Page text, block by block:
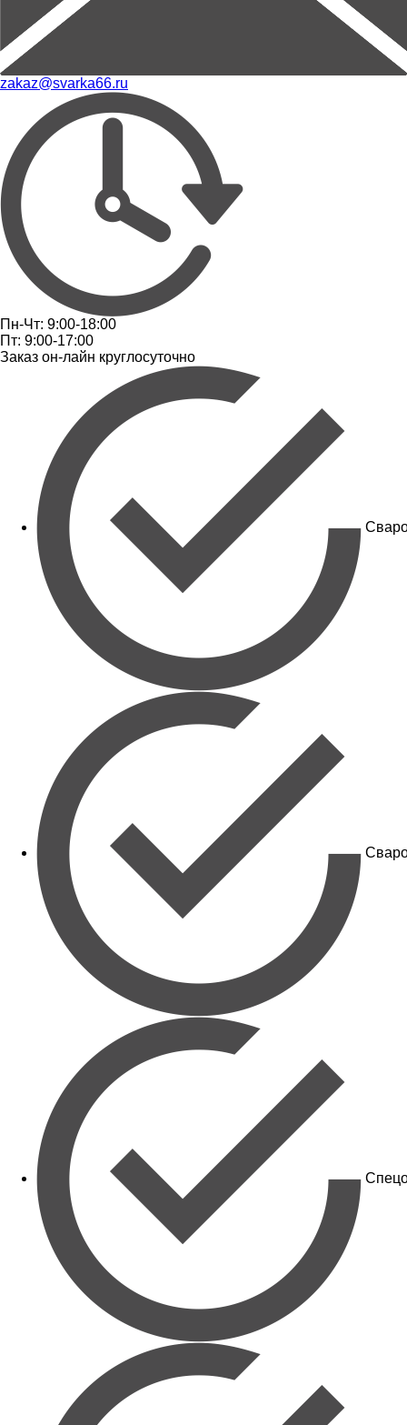
zakaz@svarka66.ru
Пн-Чт: 9:00-18:00
Пт: 9:00-17:00
Заказ он-лайн круглосуточно